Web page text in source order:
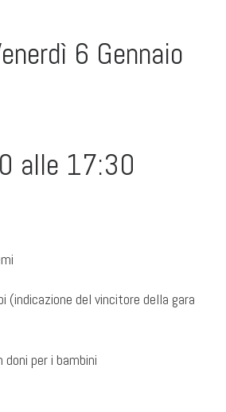
6 Gennaio
alle 17:30
(indicazione del vincitore della gara
per i bambini